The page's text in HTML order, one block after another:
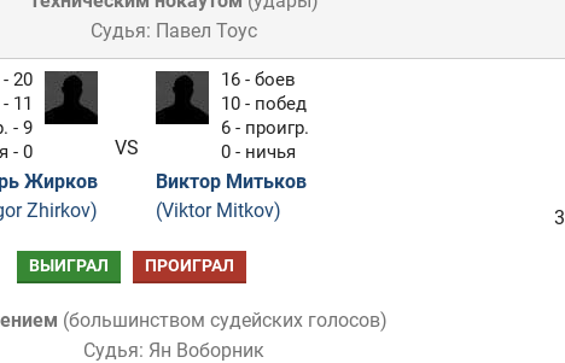
Судья: Павел Тоус
20
11
- 9
- 0
Жирков
Zhirkov)
VS
16 - боев
10 - побед
6 - проигр.
0 - ничья
Виктор Митьков
(Viktor Mitkov)
3
ВЫИГРАЛ ПРОИГРАЛ
(большинством судейских голосов)
Судья: Ян Воборник